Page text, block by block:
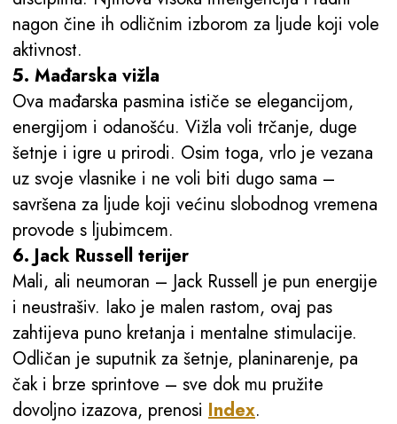
nagon čine ih odličnim izborom za ljude koji vole
aktivnost.
5. Mađarska vižla
Ova mađarska pasmina ističe se elegancijom,
energijom i odanošću. Vižla voli trčanje, duge
šetnje i igre u prirodi. Osim toga, vrlo je vezana
uz svoje vlasnike i ne voli biti dugo sama –
savršena za ljude koji većinu slobodnog vremena
provode s ljubimcem.
6. Jack Russell terijer
Mali, ali neumoran – Jack Russell je pun energije
i neustrašiv. Iako je malen rastom, ovaj pas
zahtijeva puno kretanja i mentalne stimulacije.
Odličan je suputnik za šetnje, planinarenje, pa
čak i brze sprintove – sve dok mu pružite
dovoljno izazova, prenosi Index.